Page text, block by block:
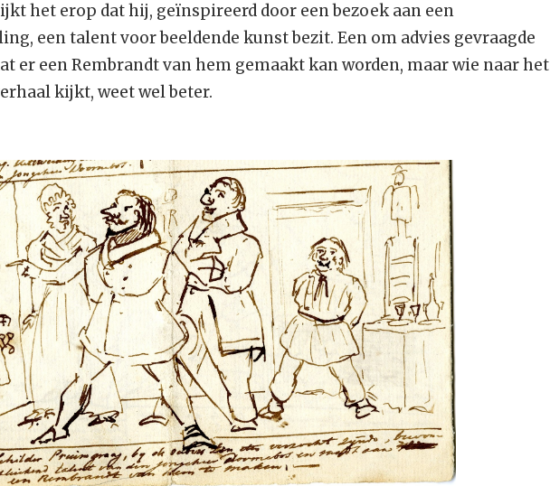
het erop dat hij, geïnspireerd door een bezoek aan een
een talent voor beeldende kunst bezit. Een om advies gevraagde
er een Rembrandt van hem gemaakt kan worden, maar wie naar het
kijkt, weet wel beter.